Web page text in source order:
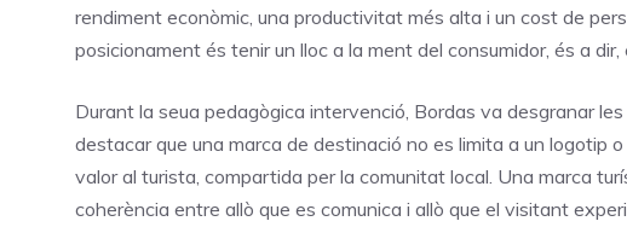
rendiment econòmic, una productivitat més alta i un cost de
posicionament és tenir un lloc a la ment del consumidor, és a
Durant la seua pedagògica intervenció, Bordas va desgranar
destacar que una marca de destinació no es limita a un logotip
valor al turista, compartida per la comunitat local. Una marca
coherència entre allò que es comunica i allò que el visitant